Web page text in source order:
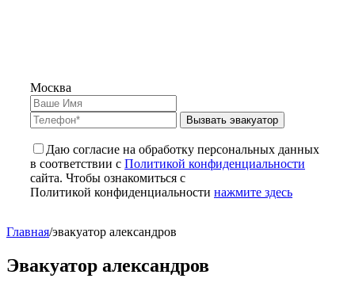
Москва
Вызвать эвакуатор
Даю согласие на обработку персональных данных
в соответствии с Политикой конфиденциальности
сайта. Чтобы ознакомиться с
Политикой конфиденциальности нажмите здесь
Главная/эвакуатор александров
Эвакуатор александров